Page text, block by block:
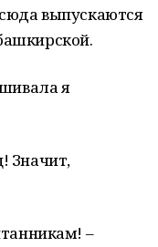
выпускаются
я
Значит,
–